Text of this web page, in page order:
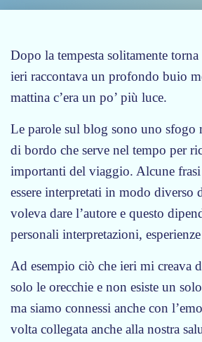
Dopo la tempesta solitamente
ieri raccontava un profondo buio
mattina c’era un po’ più luce.
Le parole sul blog sono uno sfogo
di bordo che serve nel tempo per
importanti del viaggio. Alcune frasi
essere interpretati in modo diverso
voleva dare l’autore e questo
personali interpretazioni,
Ad esempio ciò che ieri mi creava
solo le orecchie e non esiste un
ma siamo connessi anche con
volta collegata anche alla nostra